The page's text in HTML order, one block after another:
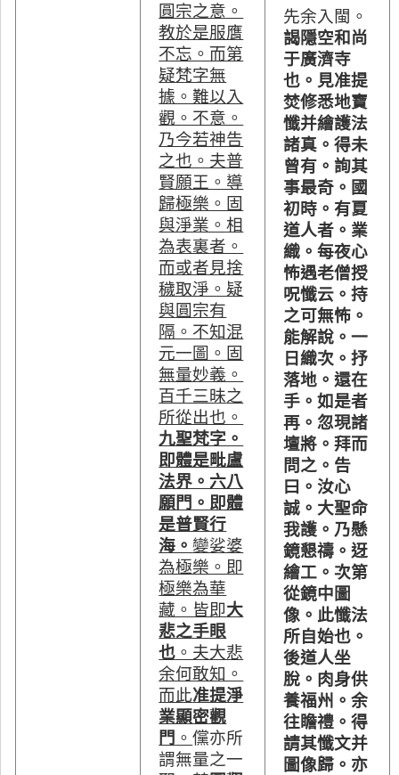
圓宗之意。
教於是服膺
不忘。而第
疑梵字無
據。難以入
觀。不意。
乃今若神告
之也。夫普
賢願王。導
歸極樂。固
與淨業。相
為表裏者。
而或者見捨
穢取淨。疑
與圓宗有
隔。不知混
元一圖。固
無量妙義。
百千三昧之
所從出也。
九聖梵字。
即體是毗盧
法界。六八
願門。即體
是普賢行
海。 變娑婆
為極樂。即
極樂為華
藏。皆即大
悲之手眼
也 。夫大悲
余何敢知。
而此准提淨
業顯密觀
門 。儻亦所
謂無量之一
先余入閩。
謁隱空和尚
于廣濟寺
也。見准提
焚修悉地寶
懺并繪護法
諸真。得未
曾有。詢其
事最奇。國
初時。有夏
道人者。業
織。每夜心
怖遇老僧授
呪懺云。持
之可無怖。
能解說。一
日織次。抒
落地。還在
手。如是者
再。忽現諸
壇將。拜而
問之。告
曰。汝心
誠。大聖命
我護。乃懸
鏡懇禱。迓
繪工。次第
從鏡中圖
像。此懺法
所自始也。
後道人坐
脫。肉身供
養福州。余
往瞻禮。得
請其懺文并
圖像歸。亦